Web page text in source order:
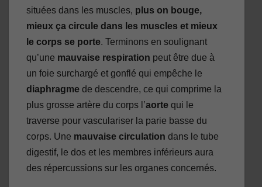
situées dans les muscles, plus on bouge,
mieux ça circule dans les muscles et mieux
le corps se porte. Terminons en soulignant
qu’une mauvaise respiration peut être due à
un foie surchargé et gonflé qui empêche le
diaphragme de descendre, ce qui comprime la
plus grosse artère du corps l’aorte qui le
traverse pour vasculariser la parie basse du
corps. Une mauvaise circulation dans le tube
digestif, le dos et les membres inférieurs aura
des répercussions sur les organes concernés.